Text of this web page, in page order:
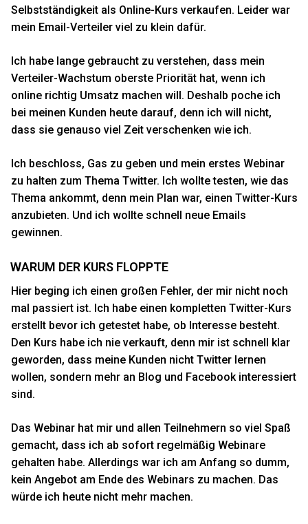
Selbstständigkeit als Online-Kurs verkaufen. Leider war
mein Email-Verteiler viel zu klein dafür.
Ich habe lange gebraucht zu verstehen, dass mein
Verteiler-Wachstum oberste Priorität hat, wenn ich
online richtig Umsatz machen will. Deshalb poche ich
bei meinen Kunden heute darauf, denn ich will nicht,
dass sie genauso viel Zeit verschenken wie ich.
Ich beschloss, Gas zu geben und mein erstes Webinar
zu halten zum Thema Twitter. Ich wollte testen, wie das
Thema ankommt, denn mein Plan war, einen Twitter-Kurs
anzubieten. Und ich wollte schnell neue Emails
gewinnen.
WARUM DER KURS FLOPPTE
Hier beging ich einen großen Fehler, der mir nicht noch
mal passiert ist. Ich habe einen kompletten Twitter-Kurs
erstellt bevor ich getestet habe, ob Interesse besteht.
Den Kurs habe ich nie verkauft, denn mir ist schnell klar
geworden, dass meine Kunden nicht Twitter lernen
wollen, sondern mehr an Blog und Facebook interessiert
sind.
Das Webinar hat mir und allen Teilnehmern so viel Spaß
gemacht, dass ich ab sofort regelmäßig Webinare
gehalten habe. Allerdings war ich am Anfang so dumm,
kein Angebot am Ende des Webinars zu machen. Das
würde ich heute nicht mehr machen.